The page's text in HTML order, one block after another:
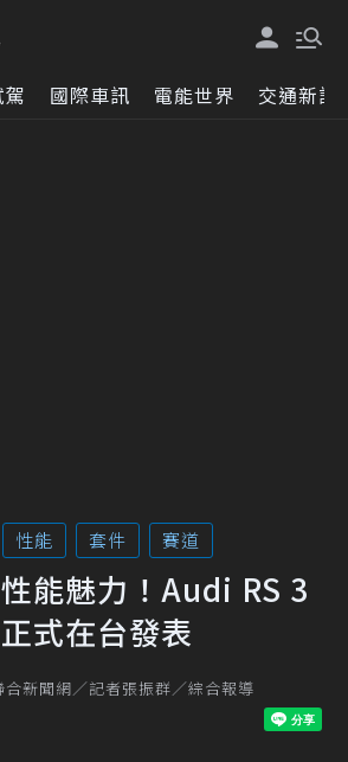
國際車訊 電能世界 交通新訊
性能 套件 賽道
能魅力！Audi RS 3
式在台發表
合新聞網／記者張振群／綜合報導